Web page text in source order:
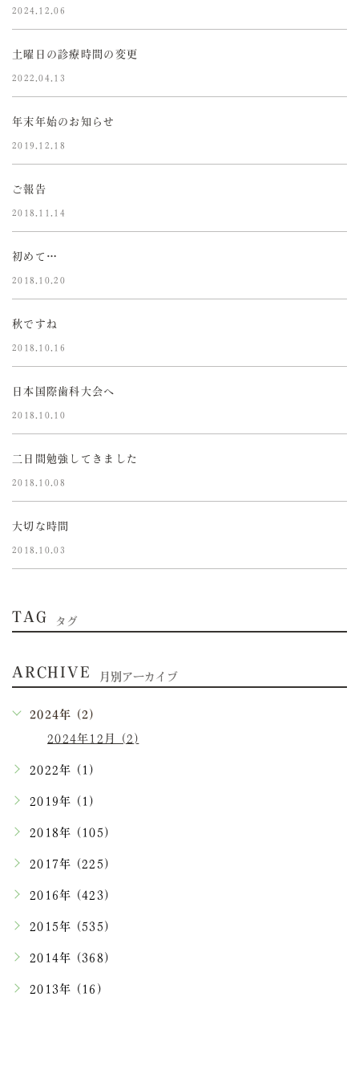
2024.12.06
土曜日の診療時間の変更
2022.04.13
年末年始のお知らせ
2019.12.18
ご報告
2018.11.14
初めて…
2018.10.20
秋ですね
2018.10.16
日本国際歯科大会へ
2018.10.10
二日間勉強してきました
2018.10.08
大切な時間
2018.10.03
TAG タグ
ARCHIVE 月別アーカイブ
2024年 (2)
2024年12月 (2)
2022年 (1)
2019年 (1)
2018年 (105)
2017年 (225)
2016年 (423)
2015年 (535)
2014年 (368)
2013年 (16)